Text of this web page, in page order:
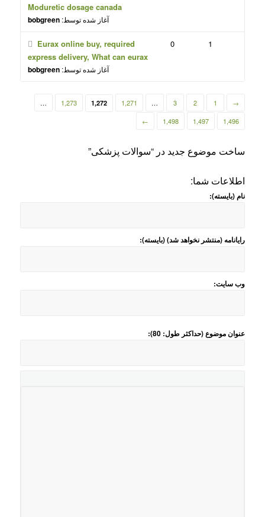
Moduretic dosage canada
آغاز شده توسط:bobgreen
Eurax online buy, required
express delivery, What can eurax
آغاز شده توسط:bobgreen
0 1
→
1
2
3
…
1,271
1,272
1,273
…
1,496
1,497
1,498
←
ساخت موضوع جدید در “سوالات پزشکی”
اطلاعات شما:
نام (بایسته):
رایانامه (منتشر نخواهد شد) (بایسته):
وب سایت:
عنوان موضوع (حداکثر طول: 80):